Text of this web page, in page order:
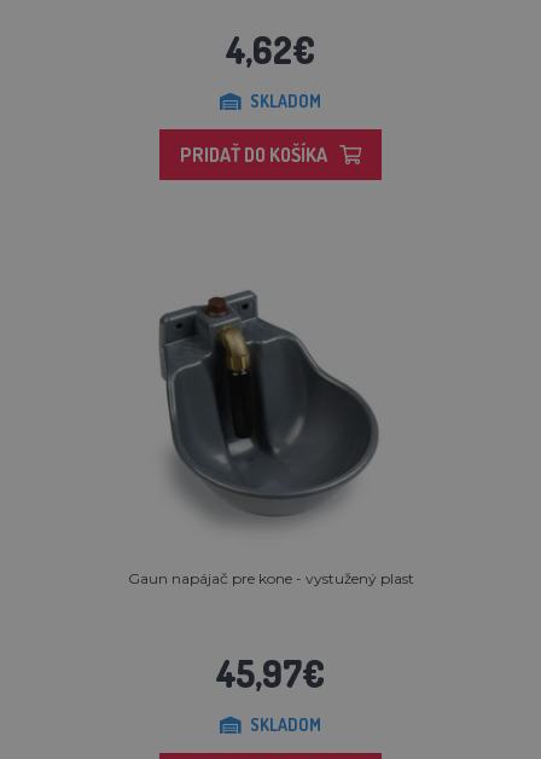
4,62€
SKLADOM
PRIDAŤ DO KOŠÍKA
Gaun napájač pre kone - vystužený plast
45,97€
SKLADOM